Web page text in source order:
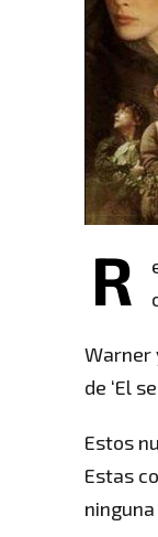
R
Warner
de ‘El
Estos
Estas